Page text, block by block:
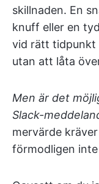
skillnaden. En
knuff eller en
vid rätt tidpunkt
utan att låta
Men är det
Slack-
mervärde
förmodligen inte